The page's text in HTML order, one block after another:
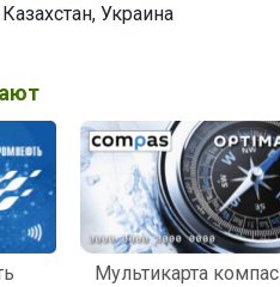
Украина
Мультикарта компас